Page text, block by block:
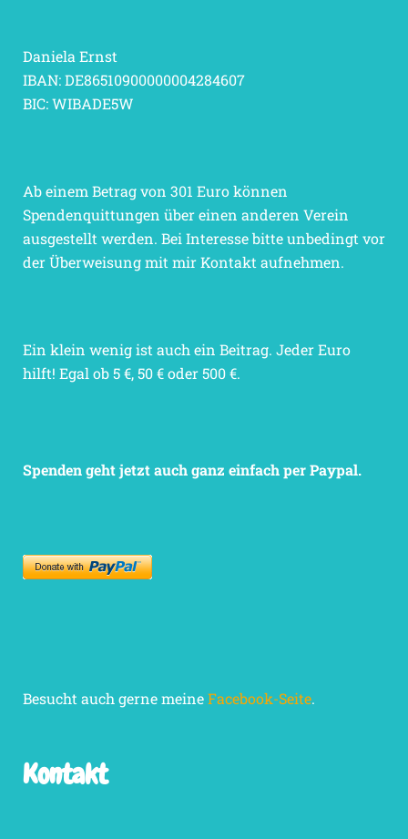
Daniela Ernst
IBAN: DE86510900000004284607
BIC: WIBADE5W
Ab einem Betrag von 301 Euro können
Spendenquittungen über einen anderen Verein
ausgestellt werden. Bei Interesse bitte unbedingt vor
der Überweisung mit mir Kontakt aufnehmen.
Ein klein wenig ist auch ein Beitrag. Jeder Euro
hilft! Egal ob 5 €, 50 € oder 500 €.
Spenden geht jetzt auch ganz einfach per Paypal.
Besucht auch gerne meineFacebook-Seite.
Kontakt